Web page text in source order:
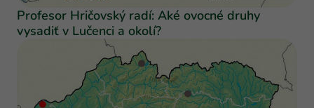
Profesor Hričovský radí: Aké ovocné druhy
vysadiť v Lučenci a okolí?